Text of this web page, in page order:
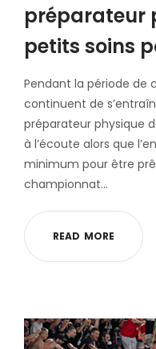
préparateur
petits soins
Pendant la période de
continuent de
préparateur physique
à l’écoute alors que
minimum pour être
championnat…
READ MORE